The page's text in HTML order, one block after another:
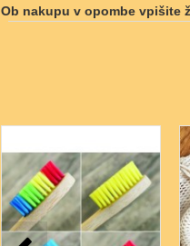
Ob nakupu v opombe vpišite